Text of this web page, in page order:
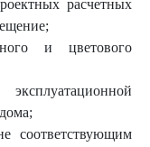
расчетных
и цветового
соответствующим